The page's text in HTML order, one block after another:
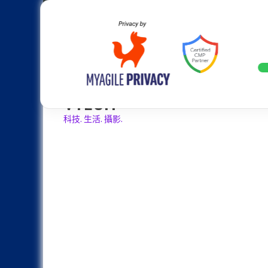
Skip
設計往旗艦機靠攏：Samsung
VTECH
科技. 生活. 攝影.